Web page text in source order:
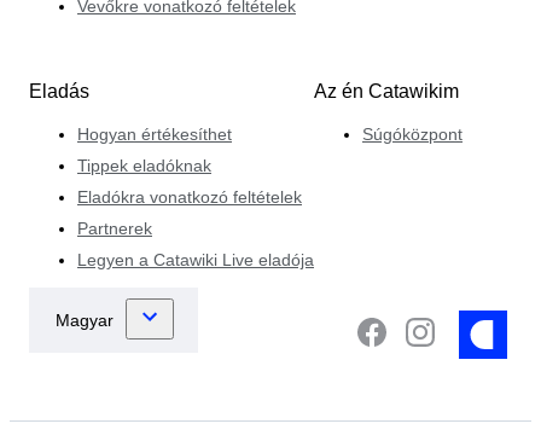
Vevőkre vonatkozó feltételek
Eladás
Hogyan értékesíthet
Tippek eladóknak
Eladókra vonatkozó feltételek
Partnerek
Legyen a Catawiki Live eladója
Az én Catawikim
Súgóközpont